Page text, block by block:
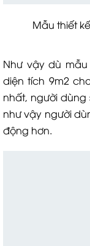
Mẫu thiết kế
Như vậy dù
diện tích 9m2
nhất, người
như vậy người
động hơn.